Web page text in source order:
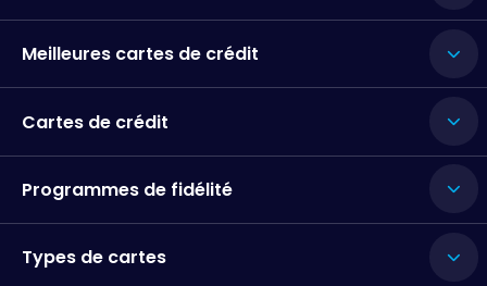
Meilleures cartes de crédit
Cartes de crédit
Programmes de fidélité
Types de cartes